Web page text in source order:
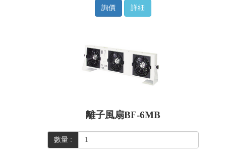
詢價 詳細
離子風扇BF-6MB
數量 :